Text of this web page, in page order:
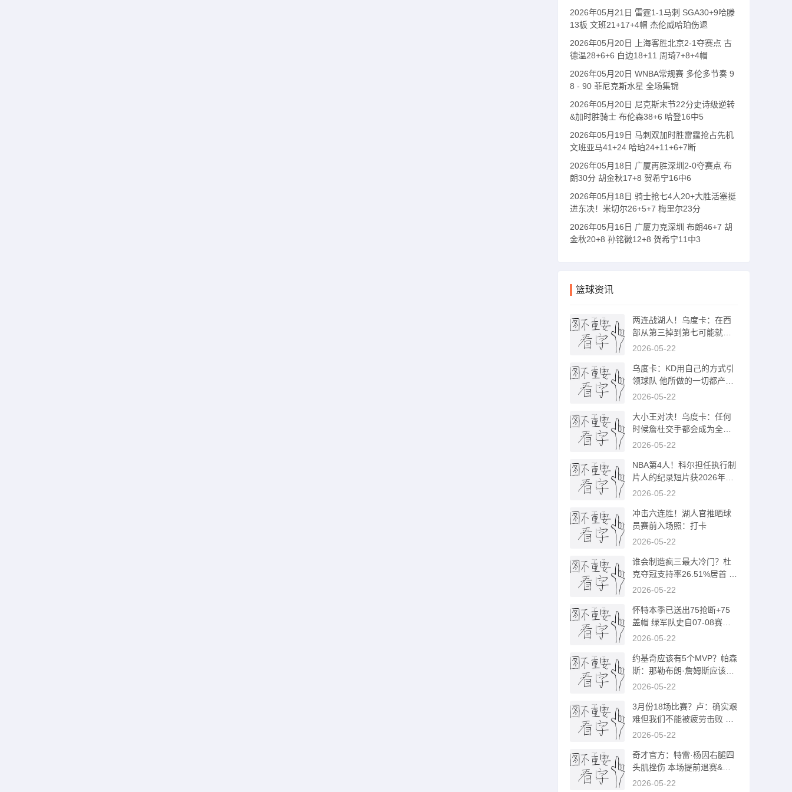
2026年05月21日 雷霆1-1马刺 SGA30+9哈滕
13板 文班21+17+4帽 杰伦威哈珀伤退
2026年05月20日 上海客胜北京2-1夺赛点 古
德温28+6+6 白边18+11 周琦7+8+4帽
2026年05月20日 WNBA常规赛 多伦多节奏 9
8 - 90 菲尼克斯水星 全场集锦
2026年05月20日 尼克斯末节22分史诗级逆转
&加时胜骑士 布伦森38+6 哈登16中5
2026年05月19日 马刺双加时胜雷霆抢占先机
文班亚马41+24 哈珀24+11+6+7断
2026年05月18日 广厦再胜深圳2-0夺赛点 布
朗30分 胡金秋17+8 贺希宁16中6
2026年05月18日 骑士抢七4人20+大胜活塞挺
进东决！米切尔26+5+7 梅里尔23分
2026年05月16日 广厦力克深圳 布朗46+7 胡
金秋20+8 孙铭徽12+8 贺希宁11中3
篮球资讯
两连战湖人！乌度卡：在西
部从第三掉到第七可能就是
一瞬间的事
2026-05-22
乌度卡：KD用自己的方式引
领球队 他所做的一切都产生
了积极影响
2026-05-22
大小王对决！乌度卡：任何
时候詹杜交手都会成为全美
直播的焦点
2026-05-22
NBA第4人！科尔担任执行制
片人的纪录短片获2026年奥
斯卡奖
2026-05-22
冲击六连胜！湖人官推晒球
员赛前入场照：打卡
2026-05-22
谁会制造疯三最大冷门？杜
克夺冠支持率26.51%居首 卫
冕冠军排第4
2026-05-22
怀特本季已送出75抢断+75
盖帽 绿军队史自07-08赛季
加内特后首人
2026-05-22
约基奇应该有5个MVP？帕森
斯：那勒布朗·詹姆斯应该有
13个！
2026-05-22
3月份18场比赛？卢：确实艰
难但我们不能被疲劳击败 要
一场一场打
2026-05-22
奇才官方：特雷·杨因右腿四
头肌挫伤 本场提前退赛&不
会回归
2026-05-22